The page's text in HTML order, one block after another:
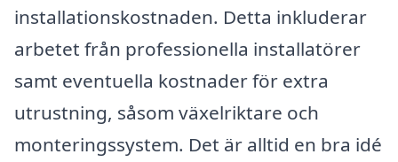
installationskostnaden. Detta inkluderar
arbetet från professionella installatörer
samt eventuella kostnader för extra
utrustning, såsom växelriktare och
monteringssystem. Det är alltid en bra idé